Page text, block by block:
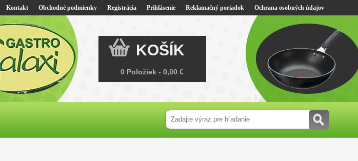
Kontakt Obchodné podmienky Registrácia Prihlásenie Reklamačný poriadok Ochrana osobných údajov
KOŠÍK
0 Položiek - 0,00 €